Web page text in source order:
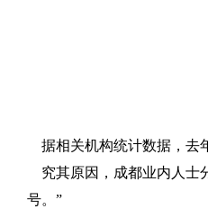
据相关机构统计数据，去
究其原因，成都业内人士
号。”